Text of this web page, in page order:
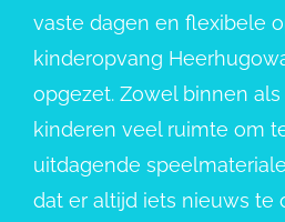
vaste dagen en flexibele
kinderopvang
opgezet. Zowel binnen
kinderen veel ruimte om
uitdagende
dat er altijd iets nieuws te